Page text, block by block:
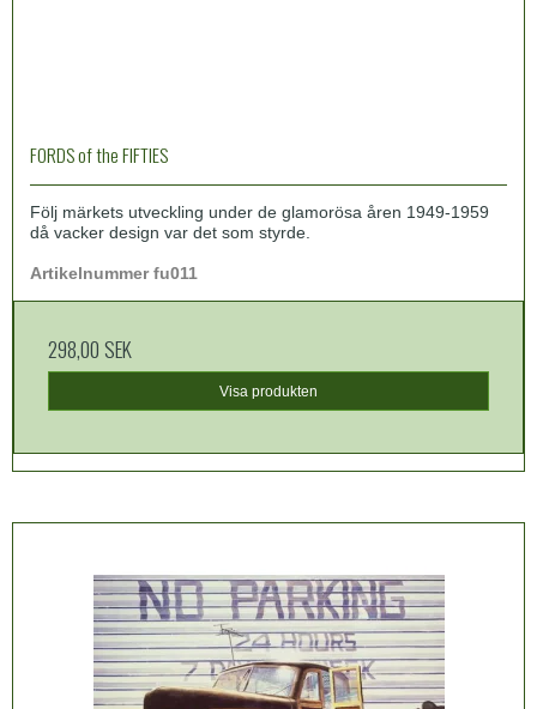
FORDS of the FIFTIES
Följ märkets utveckling under de glamorösa åren 1949-1959
då vacker design var det som styrde.
Artikelnummer fu011
298,00 SEK
Visa produkten